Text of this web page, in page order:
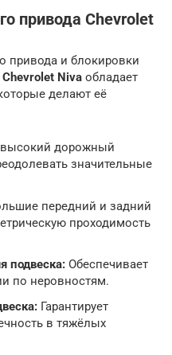
привода Chevrolet
привода и блокировки
Chevrolet Niva обладает
делают её
дорожный
значительные
передний и задний
проходимость
подвеска: Обеспечивает
по неровностям.
Гарантирует
в тяжёлых